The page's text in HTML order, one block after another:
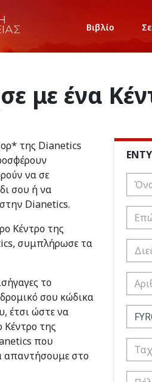
Βιβλίο
με ένα
της Dianetics
να σε
σου ή να
Dianetics.
Κέντρο της
συμπλήρωσε τα
το
σου κώδικα
έτσι ώστε να
της
που
απαντήσουμε στο